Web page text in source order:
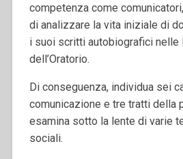
competenza come
di analizzare la vita iniziale di
i suoi scritti autobiografici nelle
dell’Oratorio.
Di conseguenza, individua sei
comunicazione e tre tratti della
esamina sotto la lente di varie
sociali.